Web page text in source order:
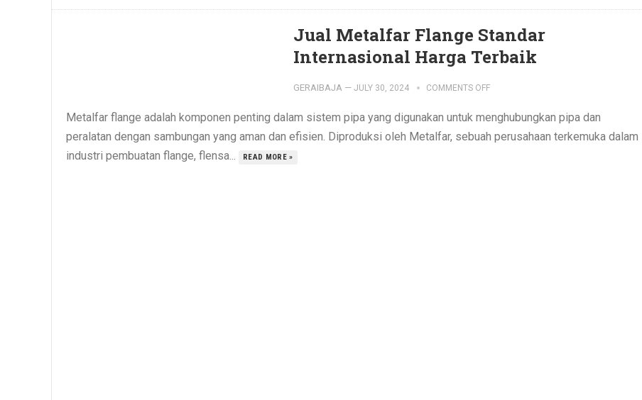
Jual Metalfar Flange Standar
Internasional Harga Terbaik
GERAIBAJA — JULY 30, 2024 COMMENTS OFF
Metalfar flange adalah komponen penting dalam sistem pipa yang digunakan untuk menghubungkan pipa dan
peralatan dengan sambungan yang aman dan efisien. Diproduksi oleh Metalfar, sebuah perusahaan terkemuka dalam
industri pembuatan flange, flensa...
READ MORE »